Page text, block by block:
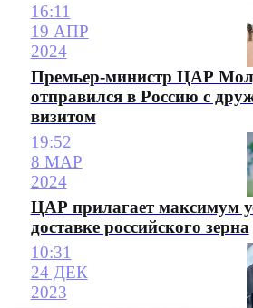
16:11
19 АПР
2024
Премьер-министр ЦАР
отправился в Россию с
визитом
19:52
8 МАР
2024
ЦАР прилагает максимум
доставке российского зерна
10:31
24 ДЕК
2023